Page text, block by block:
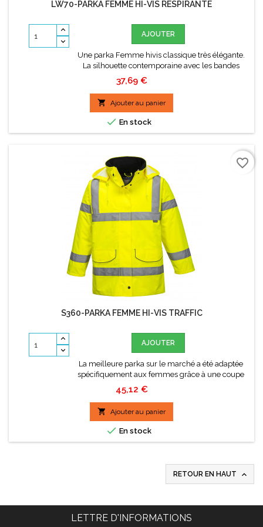
LW70-PARKA FEMME HI-VIS RESPIRANTE
AJOUTER
Une parka Femme hivis classique très élégante.
La silhouette contemporaine avec les bandes
rétro-réfléchissantes angulaire garantit une allure
élégante et attrayante. Le tissu oxford, respirant et
solide, au dos le pan dépassant couvrant incurvé,
la capuche amovible et les poches zippées
sécurisées le rendent adapté à un grand nombre
Prix
37,69 €
 Ajouter au panier
 En stock
S360-PARKA FEMME HI-VIS TRAFFIC
AJOUTER
La meilleure parka sur le marché a été adaptée
spécifiquement aux femmes grâce à une coupe
spécifique. Toutes les excellentes caractéristiques
de la parka Trafic classique sont conservées dans
ce vêtement avec en plus des fentes latérales à
fermetures à pression qui permettent un
ajustement idéal.
Prix
45,12 €
 Ajouter au panier
 En stock
favorite_border
RETOUR EN HAUT 
LETTRE D'INFORMATIONS